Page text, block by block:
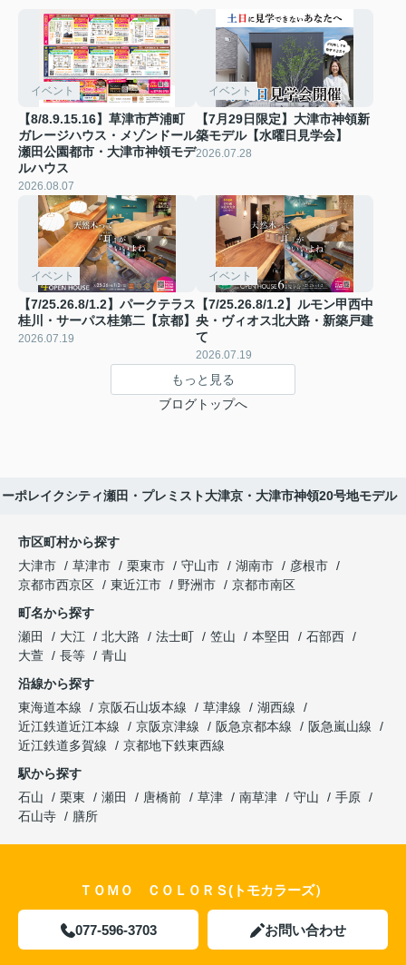
イベント
【8/8.9.15.16】草津市芦浦町
ガレージハウス・メゾンドール
瀬田公園都市・大津市神領モデ
ルハウス
2026.08.07
イベント
【7月29日限定】大津市神領新
築モデル【水曜日見学会】
2026.07.28
イベント
【7/25.26.8/1.2】パークテラス
桂川・サーパス桂第二【京都】
2026.07.19
イベント
【7/25.26.8/1.2】ルモン甲西中
央・ヴィオス北大路・新築戸建
て
2026.07.19
もっと見る
ブログトップへ
ポレイクシティ瀬田・プレミスト大津京・大津市神領20号地モデル
市区町村から探す
大津市
草津市 栗東市 守山市 湖南市
彦根市
京都市西京区
東近江市 野洲市
京都市南区
町名から探す
瀬田
大江 北大路 法士町 笠山 本堅田
石部西
大萱
長等
青山
沿線から探す
東海道本線
京阪石山坂本線 草津線
湖西線
近江鉄道近江本線
京阪京津線 阪急京都本線
阪急嵐山線
近江鉄道多賀線
京都地下鉄東西線
駅から探す
石山
栗東 瀬田 唐橋前 草津 南草津 守山
手原
石山寺
膳所
ＴＯＭＯ ＣＯＬＯＲＳ(トモカラーズ）
077-596-3703 お問い合わせ